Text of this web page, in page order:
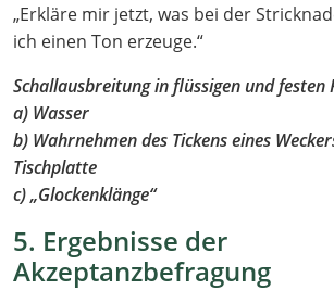
„Erkläre mir jetzt, was bei der
ich einen Ton erzeuge.“
Schallausbreitung in flüssigen und festen
a) Wasser
b) Wahrnehmen des Tickens eines
Tischplatte
c) „Glockenklänge“
5. Ergebnisse der
Akzeptanzbefragung